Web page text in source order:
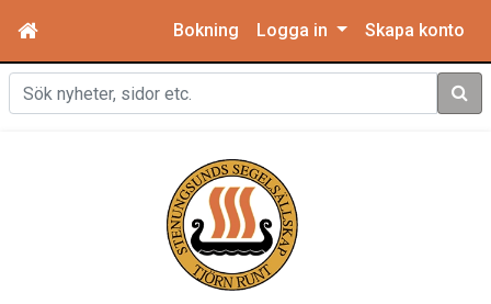
Bokning Logga in Skapa konto
Sök